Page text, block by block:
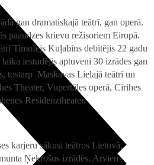
gan dramatiskajā teātrī, gan operā.
paaudzes krievu režisoriem Eiropā.
Timofejs Kuļabins debitējis 22 gadu
iestudējis aptuveni 30 izrādes gan
tostarp Maskavas Lielajā teātrī un
Theater, Vupertāles operā, Cīrihes
Residenztheater.
karjeru sākusi teātros Lietuvā,
Ņekrošus izrādēs. Arvien